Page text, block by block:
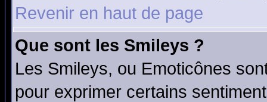
Revenir en haut de page
Que sont les Smileys ?
Les Smileys, ou Emoticônes
pour exprimer certains